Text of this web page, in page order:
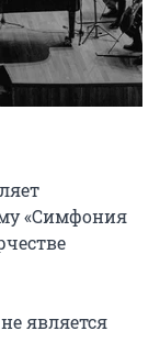
«Симфония
является